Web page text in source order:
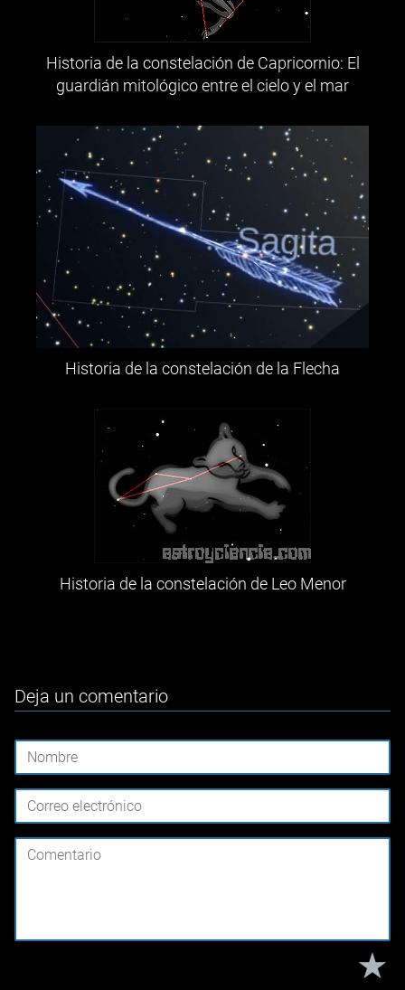
Historia de la constelación de Capricornio: El
guardián mitológico entre el cielo y el mar
Historia de la constelación de la Flecha
Historia de la constelación de Leo Menor
Deja un comentario
★